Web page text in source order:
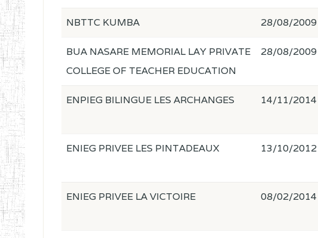
NBTTC KUMBA 28/08/2009
BUA NASARE MEMORIAL LAY PRIVATE
COLLEGE OF TEACHER EDUCATION
28/08/2009
ENPIEG BILINGUE LES ARCHANGES 14/11/2014
ENIEG PRIVEE LES PINTADEAUX 13/10/2012
ENIEG PRIVEE LA VICTOIRE 08/02/2014